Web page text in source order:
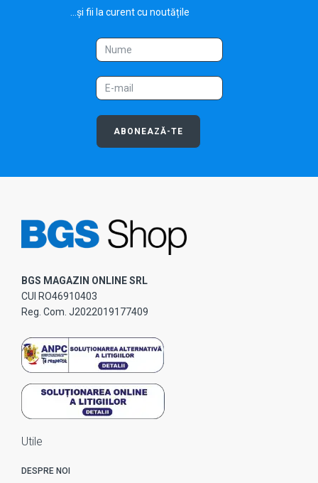
...și fii la curent cu noutățile
ABONEAZĂ-TE
BGS MAGAZIN ONLINE SRL
CUI RO46910403
Reg. Com. J2022019177409
Utile
DESPRE NOI